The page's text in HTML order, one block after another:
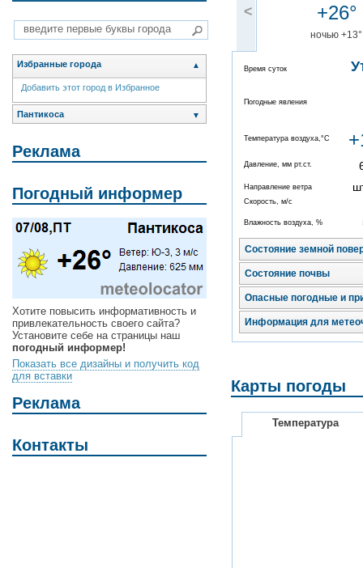
Избранные города ▲
Добавить этот город в Избранное
Пантикоса ▼
Реклама
Погодный информер
Хотите повысить информативность и
привлекательность своего сайта?
Установите себе на страницы наш
погодный информер!
Показать все дизайны и получить код
для вставки
Реклама
Контакты
< +26°
ночью +13°
Время суток
Погодные явления
Температура воздуха,°C
Давление, мм рт.ст.
Направление ветра
Скорость, м/с
Влажность воздуха, %
Состояние земной
Состояние почвы
Опасные погодные и
Информация для
Карты погоды
Температура